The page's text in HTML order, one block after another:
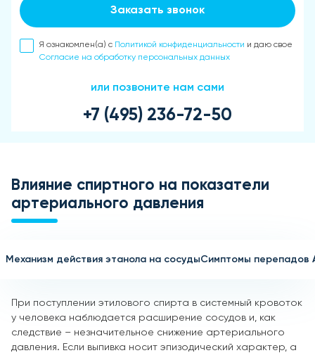
Заказать звонок
Я ознакомлен(а) с Политикой конфиденциальности и даю свое
Согласие на обработку персональных данных
или позвоните нам сами
+7 (495) 236-72-50
Влияние спиртного на показатели
артериального давления
Механизм действия этанола на сосудыСимптомы перепадов
При поступлении этилового спирта в системный кровоток
у человека наблюдается расширение сосудов и, как
следствие – незначительное снижение артериального
давления. Если выпивка носит эпизодический характер, а